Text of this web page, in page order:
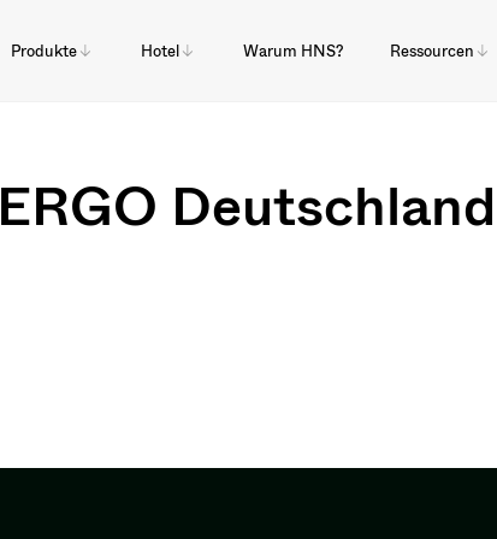
Produkte Hotel Warum HNS? Ressourcen
ERGO Deutschland